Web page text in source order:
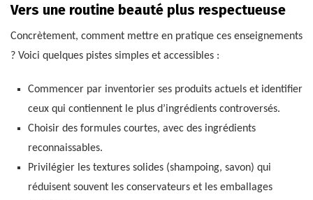
Vers une routine beauté plus respectueuse
Concrètement, comment mettre en pratique ces enseignements
? Voici quelques pistes simples et accessibles :
Commencer par inventorier ses produits actuels et identifier
ceux qui contiennent le plus d’ingrédients controversés.
Choisir des formules courtes, avec des ingrédients
reconnaissables.
Privilégier les textures solides (shampoing, savon) qui
réduisent souvent les conservateurs et les emballages